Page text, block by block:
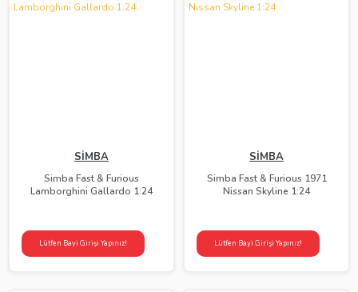
SİMBA
Simba Fast & Furious
Lamborghini Gallardo 1:24
Lütfen Bayi Girişi Yapınız!
SİMBA
Simba Fast & Furious 1971
Nissan Skyline 1:24
Lütfen Bayi Girişi Yapınız!